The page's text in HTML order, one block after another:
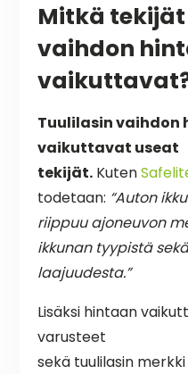
Mitkä
vaihdon
Tuulilasin vaihdon
vaikuttavat useat
tekijät. Kuten
todetaan: “Auton
riippuu ajoneuvon
ikkunan tyypistä
laajuudesta.”
Lisäksi hintaan
varusteet
sekä tuulilasin